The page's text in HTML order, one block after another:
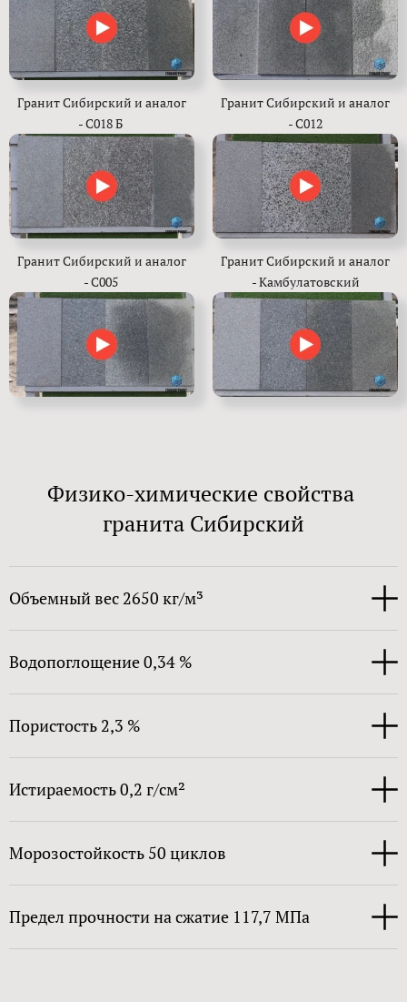
Гранит Сибирский и аналог
- С018 Б
Гранит Сибирский и аналог
- С012
Гранит Сибирский и аналог
- С005
Гранит Сибирский и аналог
- Камбулатовский
Физико-химические свойства
гранита Сибирский
Объемный вес 2650 кг/м³
Водопоглощение 0,34 %
Пористость 2,3 %
Истираемость 0,2 г/см²
Морозостойкость 50 циклов
Предел прочности на сжатие 117,7 МПа